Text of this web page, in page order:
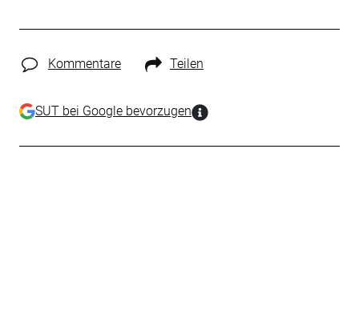
Kommentare Teilen
SUT bei Google bevorzugen